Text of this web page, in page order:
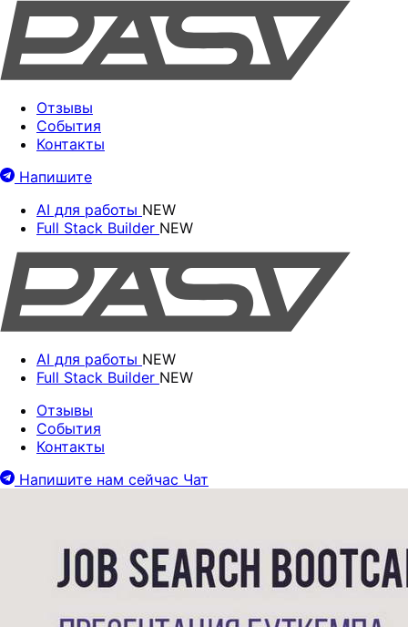
Отзывы
События
Контакты
Напишите
AI для работы NEW
Full Stack Builder NEW
AI для работы NEW
Full Stack Builder NEW
Отзывы
События
Контакты
Напишите нам сейчас Чат